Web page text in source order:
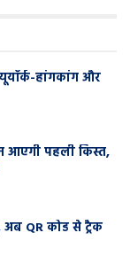
हांगकांग और
आएगी पहली किस्त,
अब QR कोड से ट्रैक